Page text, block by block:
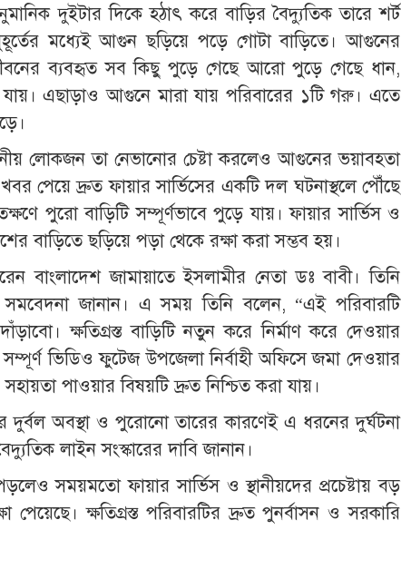
দুইটার দিকে হঠাৎ করে বাড়ির বৈদ্যুতিক তারে শর্ট
মধ্যেই আগুন ছড়িয়ে পড়ে গোটা বাড়িতে। আগুনের
ব্যবহৃত সব কিছু পুড়ে গেছে আরো পুড়ে গেছে ধান,
এছাড়াও আগুনে মারা যায় পরিবারের ১টি গরু। এতে
লোকজন তা নেভানোর চেষ্টা করলেও আগুনের ভয়াবহতা
পেয়ে দ্রুত ফায়ার সার্ভিসের একটি দল ঘটনাস্থলে পৌঁছে
পুরো বাড়িটি সম্পূর্ণভাবে পুড়ে যায়। ফায়ার সার্ভিস ও
বাড়িতে ছড়িয়ে পড়া থেকে রক্ষা করা সম্ভব হয়।
বাংলাদেশ জামায়াতে ইসলামীর নেতা ডঃ বাবী। তিনি
সমবেদনা জানান। এ সময় তিনি বলেন, “এই পরিবারটি
ক্ষতিগ্রস্ত বাড়িটি নতুন করে নির্মাণ করে দেওয়ার
সম্পূর্ণ ভিডিও ফুটেজ উপজেলা নির্বাহী অফিসে জমা দেওয়ার
পাওয়ার বিষয়টি দ্রুত নিশ্চিত করা যায়।
দুর্বল অবস্থা ও পুরোনো তারের কারণেই এ ধরনের দুর্ঘটনা
লাইন সংস্কারের দাবি জানান।
সময়মতো ফায়ার সার্ভিস ও স্থানীয়দের প্রচেষ্টায় বড়
পেয়েছে। ক্ষতিগ্রস্ত পরিবারটির দ্রুত পুনর্বাসন ও সরকারি